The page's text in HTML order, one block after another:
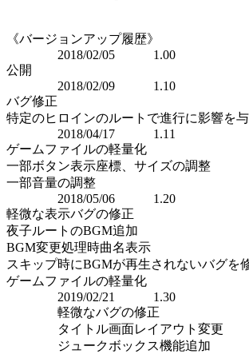
《バージョンアップ履歴》
2018/02/05 1.00
公開
2018/02/09 1.10
バグ修正
特定のヒロインのルートで進行に影響を
2018/04/17 1.11
ゲームファイルの軽量化
一部ボタン表示座標、サイズの調整
一部音量の調整
2018/05/06 1.20
軽微な表示バグの修正
夜子ルートのBGM追加
BGM変更処理時曲名表示
スキップ時にBGMが再生されないバグを
ゲームファイルの軽量化
2019/02/21 1.30
軽微なバグの修正
タイトル画面レイアウト変更
ジュークボックス機能追加